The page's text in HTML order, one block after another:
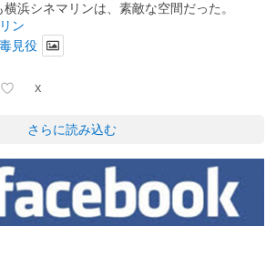
浜シネマリンは、素敵な空間だった。
ン
見役
X
さらに読み込む